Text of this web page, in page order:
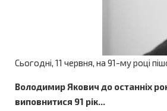
Сьогодні, 11 червня, на 91-му році
Володимир Якович до останніх
виповнитися 91 рік...